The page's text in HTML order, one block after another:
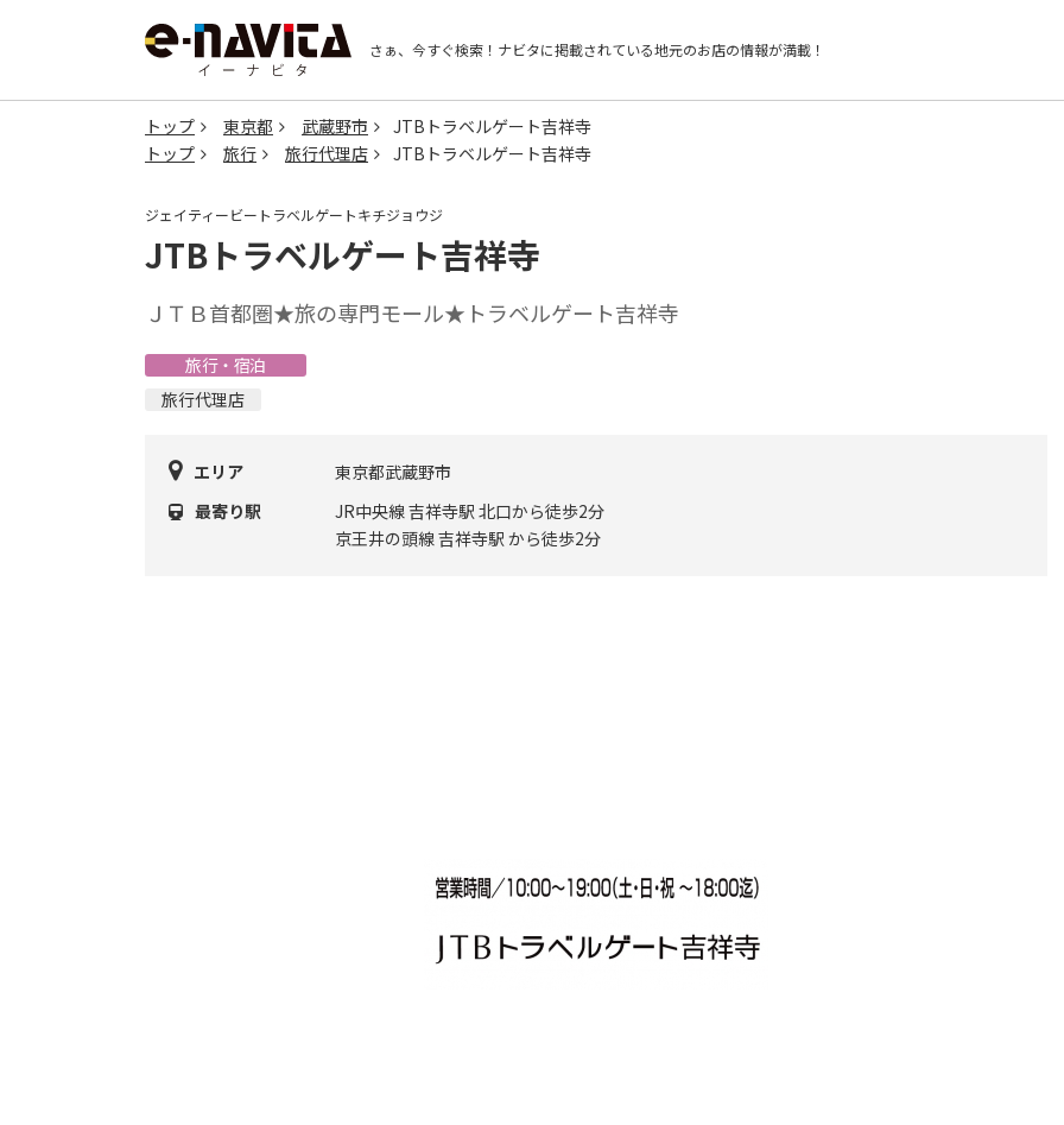
さぁ、今すぐ検索！ ナビタに掲載されている地元のお店の情報が満載！
トップ 東京都 武蔵野市
JTBトラベルゲート吉祥寺
トップ
旅行 旅行代理店 JTBトラベルゲート吉祥寺
ジェイティービートラベルゲートキチジョウジ
JTBトラベルゲート吉祥寺
ＪＴＢ首都圏★旅の専門モール★トラベルゲート吉祥寺
旅行・宿泊
旅行代理店
エリア
東京都武蔵野市
最寄り駅
JR中央線 吉祥寺駅 北口から徒歩2分
京王井の頭線 吉祥寺駅 から徒歩2分